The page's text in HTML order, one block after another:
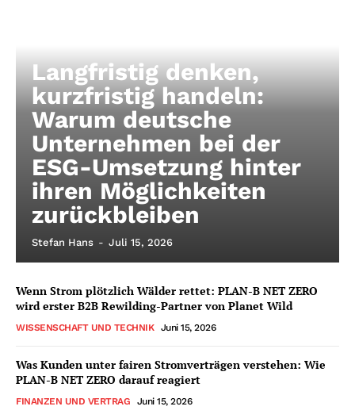
Langfristig denken,
kurzfristig handeln:
Warum deutsche
Unternehmen bei der
ESG-Umsetzung hinter
ihren Möglichkeiten
zurückbleiben
Stefan Hans - Juli 15, 2026
Wenn Strom plötzlich Wälder rettet: PLAN-B NET ZERO
wird erster B2B Rewilding-Partner von Planet Wild
WISSENSCHAFT UND TECHNIK Juni 15, 2026
Was Kunden unter fairen Stromverträgen verstehen: Wie
PLAN-B NET ZERO darauf reagiert
FINANZEN UND VERTRAG Juni 15, 2026